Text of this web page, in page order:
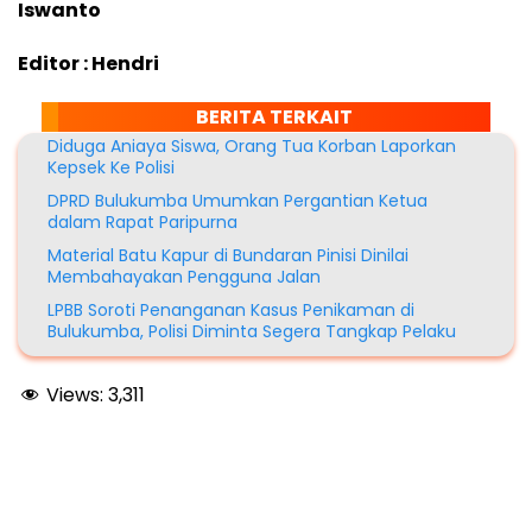
Iswanto
Editor : Hendri
BERITA TERKAIT
Diduga Aniaya Siswa, Orang Tua Korban Laporkan
Kepsek Ke Polisi
DPRD Bulukumba Umumkan Pergantian Ketua
dalam Rapat Paripurna
Material Batu Kapur di Bundaran Pinisi Dinilai
Membahayakan Pengguna Jalan
LPBB Soroti Penanganan Kasus Penikaman di
Bulukumba, Polisi Diminta Segera Tangkap Pelaku
Views: 3,311